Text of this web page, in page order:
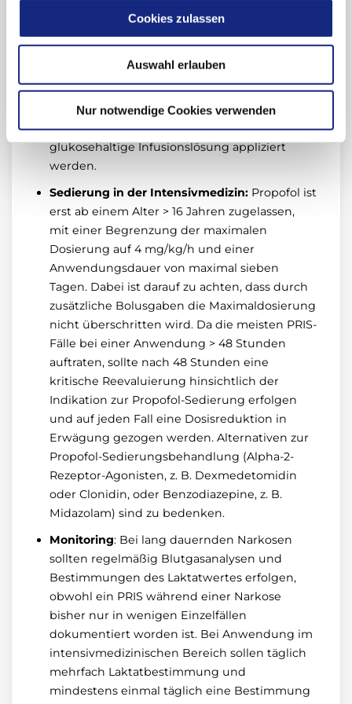
Cookies zulassen
Auswahl erlauben
Nur notwendige Cookies verwenden
Narkoseeinleitung und
Narkoseaufrechterhaltung zugelassen. Kinder
Erwachsene, nach ca. einer Stunde ist aber
eine deutliche Dosisreduktion erforderlich.
Insbesondere nach längerer Nüchternheit
sollte bei Kindern eine parallel laufende
glukosehaltige Infusionslösung appliziert
werden.
Sedierung in der Intensivmedizin: Propofol ist
erst ab einem Alter > 16 Jahren zugelassen,
mit einer Begrenzung der maximalen
Dosierung auf 4 mg/kg/h und einer
Anwendungsdauer von maximal sieben
Tagen. Dabei ist darauf zu achten, dass durch
zusätzliche Bolusgaben die Maximaldosierung
nicht überschritten wird. Da die meisten PRIS-
Fälle bei einer Anwendung > 48 Stunden
auftraten, sollte nach 48 Stunden eine
kritische Reevaluierung hinsichtlich der
Indikation zur Propofol-Sedierung erfolgen
und auf jeden Fall eine Dosisreduktion in
Erwägung gezogen werden. Alternativen zur
Propofol-Sedierungsbehandlung (Alpha-2-
Rezeptor-Agonisten, z. B. Dexmedetomidin
oder Clonidin, oder Benzodiazepine, z. B.
Midazolam) sind zu bedenken.
Monitoring: Bei lang dauernden Narkosen
sollten regelmäßig Blutgasanalysen und
Bestimmungen des Laktatwertes erfolgen,
obwohl ein PRIS während einer Narkose
bisher nur in wenigen Einzelfällen
dokumentiert worden ist. Bei Anwendung im
intensivmedizinischen Bereich sollen täglich
mehrfach Laktatbestimmung und
mindestens einmal täglich eine Bestimmung